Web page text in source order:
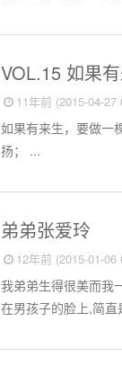
VOL.15 如果
11年前 (2015-04-27
如果有来生，要做一
扬； ...
弟弟张爱玲
12年前 (2015-01-06
我弟弟生得很美而我
在男孩子的脸上,简